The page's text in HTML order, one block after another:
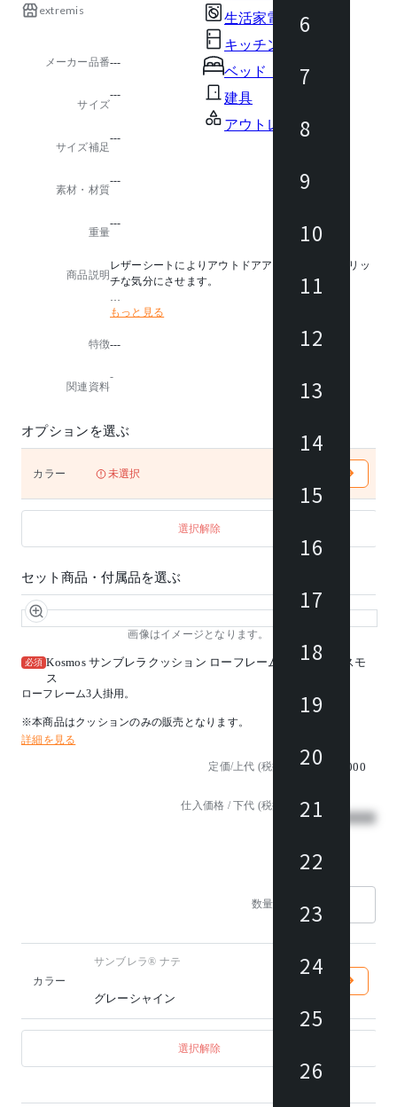
生活家電
キッチン家電
ベッド・寝具
建具
アウトレット商品
extremis
メーカー品番---
サイズ
---
サイズ補足
---
素材・材質
---
重量
---
商品説明
レザーシートによりアウトドアアクティビティをリッ
チな気分にさせます。
オプションのテーブルは可動式で座面まで下げること
が出来るので、友人とのランチの後、フラットにした
Kosmosの中でみんなでお昼寝はいかがでしょうか？
得られます。
ンは含まれておりません。
※オーダーカラー対応可能です。
もっと見る
特徴---
関連資料
-
オプションを選ぶ
カラー 未選択
選択解除
セット商品・付属品を選ぶ
画像はイメージとなります。
必須 Kosmos サンブレラクッション ローフレーム3人掛用 / コスモ
ス
ローフレーム3人掛用。
※本商品はクッションのみの販売となります。
詳細を見る
定価/上代 (税抜) ¥925,000
仕入価格 / 下代 (税抜)
¥
数量
6
7
8
9
10
11
12
13
14
15
16
17
18
19
20
21
22
23
24
25
26
カラー
サンブレラ® ナテ
グレーシャイン
選択解除